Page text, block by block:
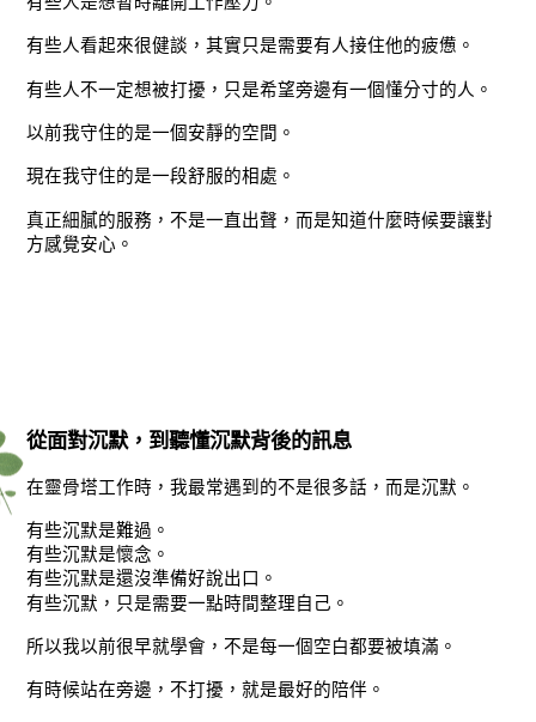
有些人看起來很健談，其實只是需要有人接住他的疲憊。
有些人不一定想被打擾，只是希望旁邊有一個懂分寸的人。
以前我守住的是一個安靜的空間。
現在我守住的是一段舒服的相處。
真正細膩的服務，不是一直出聲，而是知道什麼時候要讓對
方感覺安心。
從面對沉默，到聽懂沉默背後的訊息
在靈骨塔工作時，我最常遇到的不是很多話，而是沉默。
有些沉默是難過。
有些沉默是懷念。
有些沉默是還沒準備好說出口。
有些沉默，只是需要一點時間整理自己。
所以我以前很早就學會，不是每一個空白都要被填滿。
有時候站在旁邊，不打擾，就是最好的陪伴。